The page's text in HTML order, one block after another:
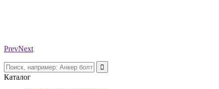
PrevNext
Каталог